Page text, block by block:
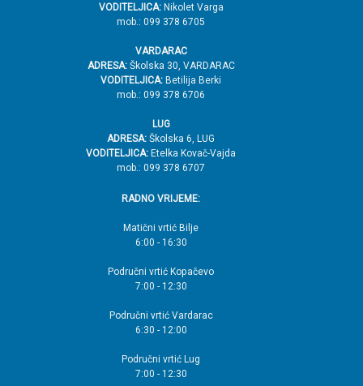
VODITELJICA:Nikolet Varga
mob.: 099 378 6705
VARDARAC
ADRESA:Školska 30, VARDARAC
VODITELJICA: Betilija Berki
mob.: 099 378 6706
LUG
ADRESA: Školska 6, LUG
VODITELJICA: Etelka Kovač-Vajda
mob.: 099 378 6707
RADNO VRIJEME:
Matični vrtić Bilje
6:00 - 16:30
Područni vrtić Kopačevo
7:00 - 12:30
Područni vrtić Vardarac
6:30 - 12:00
Područni vrtić Lug
7:00 - 12:30